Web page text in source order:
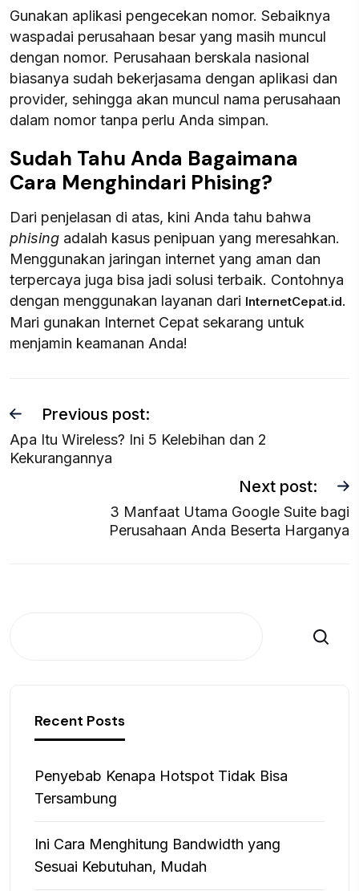
Gunakan aplikasi pengecekan nomor. Sebaiknya
waspadai perusahaan besar yang masih muncul
dengan nomor. Perusahaan berskala nasional
biasanya sudah bekerjasama dengan aplikasi dan
provider, sehingga akan muncul nama perusahaan
dalam nomor tanpa perlu Anda simpan.
Sudah Tahu Anda Bagaimana
Cara Menghindari Phising?
Dari penjelasan di atas, kini Anda tahu bahwa
phising adalah kasus penipuan yang meresahkan.
Menggunakan jaringan internet yang aman dan
terpercaya juga bisa jadi solusi terbaik. Contohnya
dengan menggunakan layanan dari InternetCepat.id.
Mari gunakan Internet Cepat sekarang untuk
menjamin keamanan Anda!
Previous post:
Apa Itu Wireless? Ini 5 Kelebihan dan 2
Kekurangannya
Next post:
3 Manfaat Utama Google Suite bagi
Perusahaan Anda Beserta Harganya
Search
Recent Posts
Penyebab Kenapa Hotspot Tidak Bisa
Tersambung
Ini Cara Menghitung Bandwidth yang
Sesuai Kebutuhan, Mudah